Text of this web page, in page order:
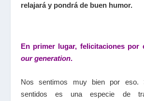
relajará y pondrá de buen humor.
En primer lugar, felicitaciones por
our generation.
Nos sentimos muy bien por eso.
sentidos es una especie de